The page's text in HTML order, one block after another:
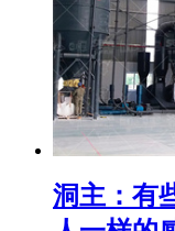
洞主：有